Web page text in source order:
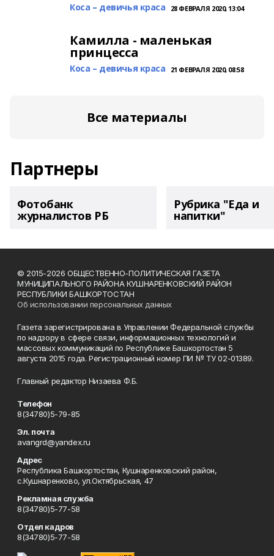
Коса – девичья краса 28 ФЕВРАЛЯ 2020, 13:04
Камилла - маленькая
принцесса
Коса – девичья краса 21 ФЕВРАЛЯ 2020, 08:58
Все материалы
Партнеры
Фотобанк
журналистов РБ
Рубрика "Еда и
напитки"
© 2015-2026 ОБЩЕСТВЕННО-ПОЛИТИЧЕСКАЯ ГАЗЕТА
МУНИЦИПАЛЬНОГО РАЙОНА КУШНАРЕНКОВСКИЙ РАЙОН
РЕСПУБЛИКИ БАШКОРТОСТАН
Об использовании персональных данных
Газета зарегистрирована в Управлении Федеральной службы
по надзору в сфере связи, информационных технологий и
массовых коммуникаций по Республике Башкортостан 5
августа 2015 года. Регистрационный номер ПИ № ТУ 02-01389.
Главный редактор Низаева Ф.Б.
Телефон
8(34780)5-79-85
Эл. почта
avangrd@yandex.ru
Адрес
Республика Башкортостан, Кушнаренковский район,
с.Кушнаренково, ул.Октябрьская, 47
Рекламная служба
8(34780)5-77-58
Отдел кадров
8(34780)5-77-58